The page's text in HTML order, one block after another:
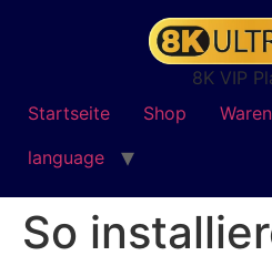
8K VIP
Startseite
Shop
language
So